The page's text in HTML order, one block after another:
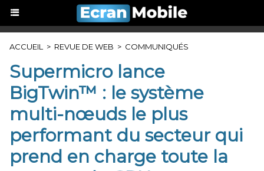
ACCUEIL > REVUE DE WEB > COMMUNIQUÉS
Supermicro lance
BigTwin™ : le système
multi-nœuds le plus
performant du secteur qui
prend en charge toute la